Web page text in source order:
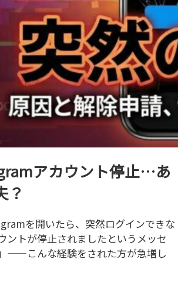
アカウント停止…あ
？
を開いたら、突然ログインできな
ントが停止されましたというメッセ
——こんな経験をされた方が急増し